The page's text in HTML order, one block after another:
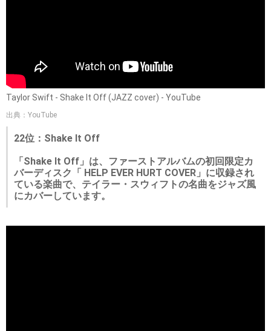
Taylor Swift - Shake It Off (JAZZ cover) - YouTube
出典：YouTube
22位：Shake It Off
「Shake It Off」は、ファーストアルバムの初回限定カ
バーディスク「 HELP EVER HURT COVER」に収録され
ている楽曲で、テイラー・スウィフトの名曲をジャズ風
にカバーしています。